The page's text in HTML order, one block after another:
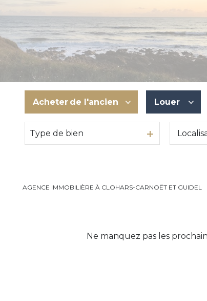
Acheter de l'ancien
De l'ancien
Louer
à l'année
Type de bien
AGENCE IMMOBILIÈRE À CLOHARS-CARNOËT ET GUIDEL
Ne manquez pas les